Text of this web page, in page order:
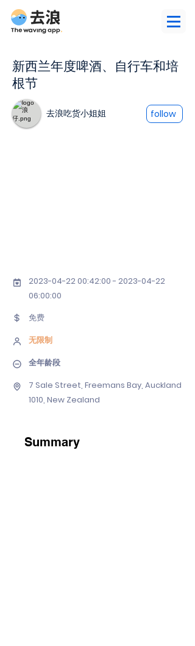
新西兰年度啤酒、自行车和培
根节
去浪吃货小姐姐 follow
2023-04-22 00:42:00 - 2023-04-22
06:00:00
免费
无限制
全年龄段
7 Sale Street, Freemans Bay, Auckland
1010, New Zealand
Summary